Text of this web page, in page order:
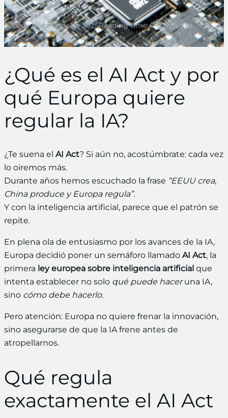
12 de November de 2025Reading time:4–5 minutes
¿Qué es el AI Act y por
qué Europa quiere
regular la IA?
¿Te suena el AI Act? Si aún no, acostúmbrate: cada vez
lo oiremos más.
Durante años hemos escuchado la frase “EEUU crea,
China produce y Europa regula”.
Y con la inteligencia artificial, parece que el patrón se
repite.
En plena ola de entusiasmo por los avances de la IA,
Europa decidió poner un semáforo llamado AI Act, la
primera ley europea sobre inteligencia artificial que
intenta establecer no solo qué puede haceruna IA,
sino cómo debe hacerlo.
Pero atención: Europa no quiere frenar la innovación,
sino asegurarse de que la IA frene antes de
atropellarnos.
Qué regula
exactamente el AI Act